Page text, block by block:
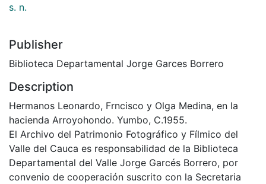
s. n.
Publisher
Biblioteca Departamental Jorge Garces Borrero
Description
Hermanos Leonardo, Frncisco y Olga Medina, en la
hacienda Arroyohondo. Yumbo, C.1955.
El Archivo del Patrimonio Fotográfico y Fílmico del
Valle del Cauca es responsabilidad de la Biblioteca
Departamental del Valle Jorge Garcés Borrero, por
convenio de cooperación suscrito con la Secretaria